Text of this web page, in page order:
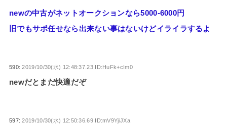
newの中古がネットオークションなら5000-6000円
旧でもサポ任せなら出来ない事はないけどイライラするよ
590:2019/10/30(水) 12:48:37.23 ID:HuFk+cIm0
newだとまだ快適だぞ
597:2019/10/30(水) 12:50:36.69 ID:mV9YjiJXa